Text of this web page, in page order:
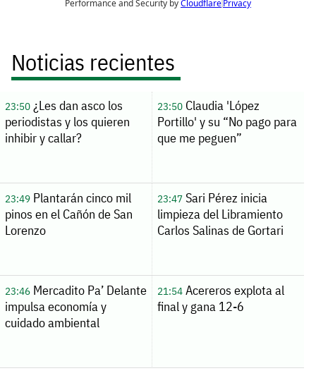
Noticias recientes
23:50¿Les dan asco los
periodistas y los quieren
inhibir y callar?
23:50Claudia 'López
Portillo' y su “No pago para
que me peguen”
23:49Plantarán cinco mil
pinos en el Cañón de San
Lorenzo
23:47Sari Pérez inicia
limpieza del Libramiento
Carlos Salinas de Gortari
23:46Mercadito Pa’ Delante
impulsa economía y
cuidado ambiental
21:54Acereros explota al
final y gana 12-6